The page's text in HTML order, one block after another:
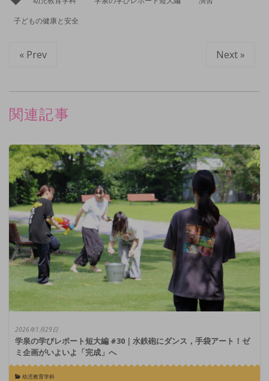
子どもの健康と安全
« Prev Next »
関連記事
2026年1月29日
学泉の学びレポート短大編 #30｜水鉄砲にダンス，手袋アート！ゼ
ミ企画がいよいよ「完成」へ
幼児教育学科